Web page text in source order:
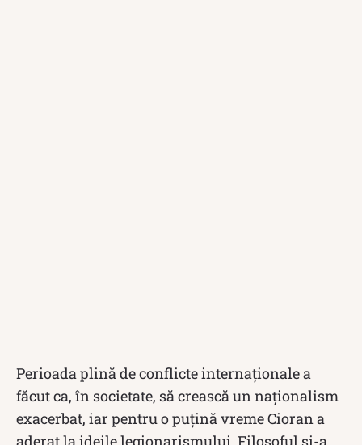
Perioada plină de conflicte internaționale a
făcut ca, în societate, să crească un naționalism
exacerbat, iar pentru o puțină vreme Cioran a
aderat la ideile legionarismului. Filosoful şi-a